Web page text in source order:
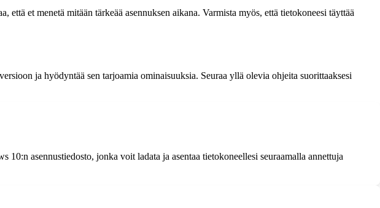
et menetä mitään tärkeää asennuksen aikana. Varmista myös, että tietokoneesi täyttää
ja hyödyntää sen tarjoamia ominaisuuksia. Seuraa yllä olevia ohjeita suorittaaksesi
asennustiedosto, jonka voit ladata ja asentaa tietokoneellesi seuraamalla annettuja